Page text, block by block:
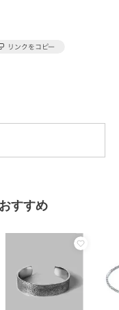
のいいデザインです。
で、自分用だけでなく
ます。
。一度折れてしまった
や海水浴等、水場での
モニター環境により、
ございます。
すすめ